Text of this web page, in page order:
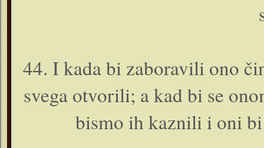
44. I kada bi zaboravili o­no
svega otvorili; a kad bi se
bismo ih kaznili i o­ni